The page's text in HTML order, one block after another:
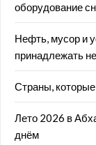
оборудование
Нефть, мусор и
принадлежать
Страны, которые
Лето 2026 в
днём